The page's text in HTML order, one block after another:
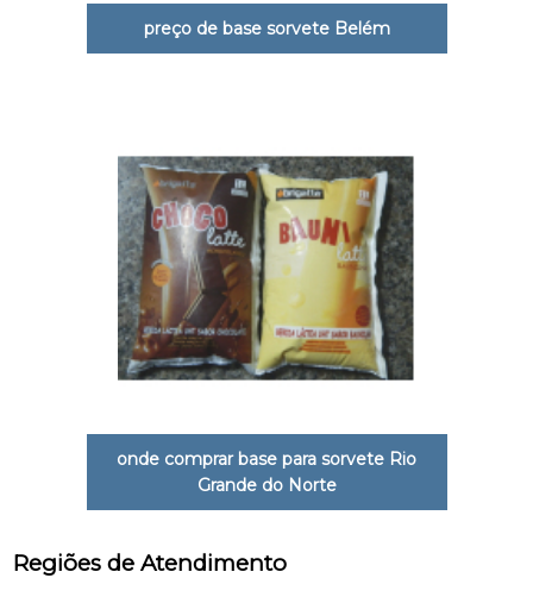
preço de base sorvete Belém
onde comprar base para sorvete Rio
Grande do Norte
Regiões de Atendimento